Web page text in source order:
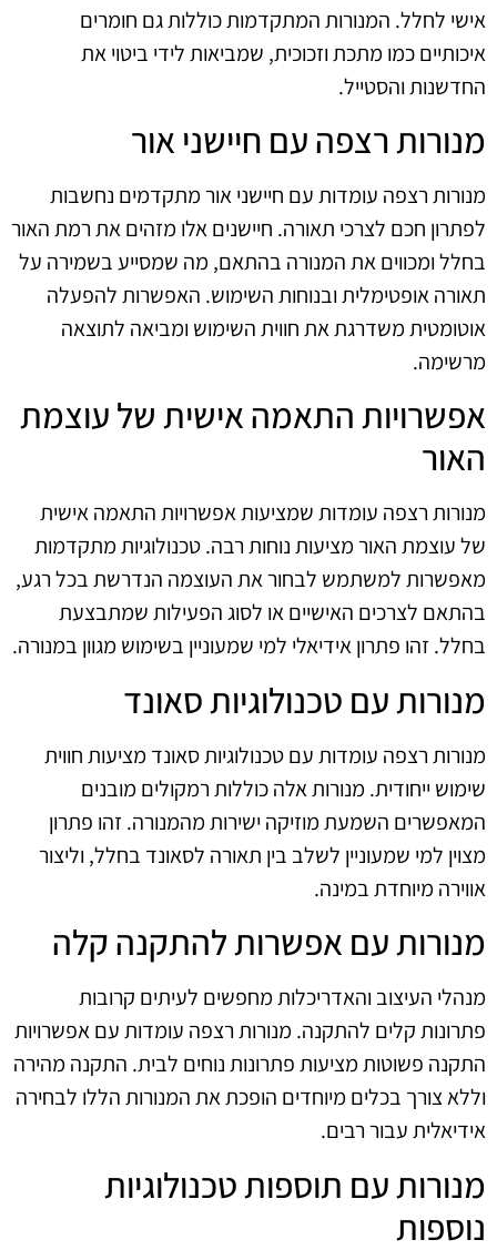
אישי לחלל. המנורות המתקדמות כוללות גם חומרים
איכותיים כמו מתכת וזכוכית, שמביאות לידי ביטוי את
החדשנות והסטייל.
מנורות רצפה עם חיישני אור
מנורות רצפה עומדות עם חיישני אור מתקדמים נחשבות
לפתרון חכם לצרכי תאורה. חיישנים אלו מזהים את רמת האור
בחלל ומכווים את המנורה בהתאם, מה שמסייע בשמירה על
תאורה אופטימלית ובנוחות השימוש. האפשרות להפעלה
אוטומטית משדרגת את חווית השימוש ומביאה לתוצאה
מרשימה.
אפשרויות התאמה אישית של עוצמת
האור
מנורות רצפה עומדות שמציעות אפשרויות התאמה אישית
של עוצמת האור מציעות נוחות רבה. טכנולוגיות מתקדמות
מאפשרות למשתמש לבחור את העוצמה הנדרשת בכל רגע,
בהתאם לצרכים האישיים או לסוג הפעילות שמתבצעת
בחלל. זהו פתרון אידיאלי למי שמעוניין בשימוש מגוון במנורה.
מנורות עם טכנולוגיות סאונד
מנורות רצפה עומדות עם טכנולוגיות סאונד מציעות חווית
שימוש ייחודית. מנורות אלה כוללות רמקולים מובנים
המאפשרים השמעת מוזיקה ישירות מהמנורה. זהו פתרון
מצוין למי שמעוניין לשלב בין תאורה לסאונד בחלל, וליצור
אווירה מיוחדת במינה.
מנורות עם אפשרות להתקנה קלה
מנהלי העיצוב והאדריכלות מחפשים לעיתים קרובות
פתרונות קלים להתקנה. מנורות רצפה עומדות עם אפשרויות
התקנה פשוטות מציעות פתרונות נוחים לבית. התקנה מהירה
וללא צורך בכלים מיוחדים הופכת את המנורות הללו לבחירה
אידיאלית עבור רבים.
מנורות עם תוספות טכנולוגיות
נוספות